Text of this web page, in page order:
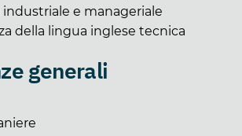
e manageriale
della lingua inglese tecnica
generali